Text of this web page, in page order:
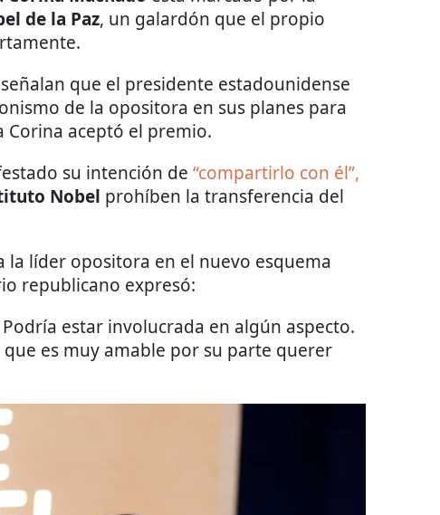
de la Paz, un galardón que el propio
que el presidente estadounidense
de la opositora en sus planes para
Corina aceptó el premio.
su intención de “compartirlo con él”,
Nobel prohíben la transferencia del
líder opositora en el nuevo esquema
republicano expresó:
estar involucrada en algún aspecto.
es muy amable por su parte querer